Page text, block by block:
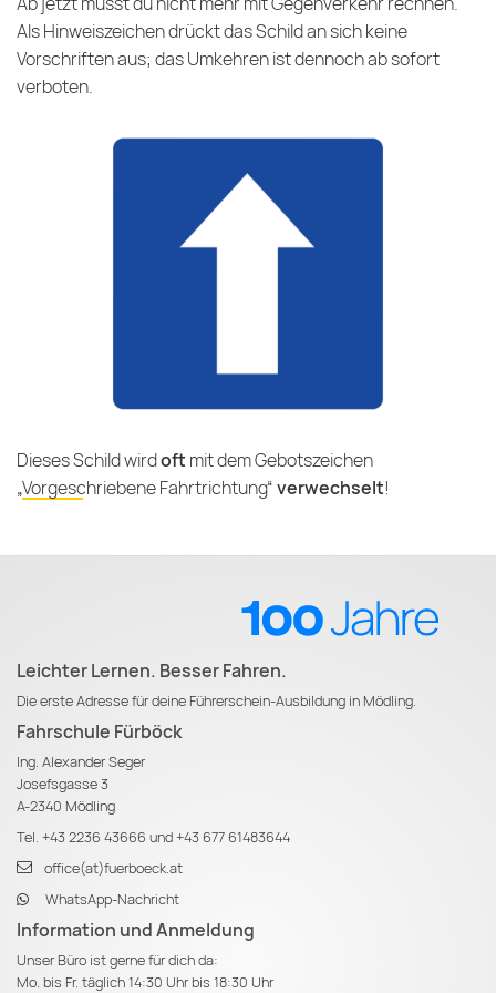
Als Hinweiszeichen drückt das Schild an sich keine
Vorschriften aus; das Umkehren ist dennoch ab sofort
verboten.
Dieses Schild wirdoft mit dem Gebotszeichen
„Vorgeschriebene Fahrtrichtung“verwechselt!
Leichter Lernen. Besser Fahren.
Die erste Adresse für deine Führerschein-Ausbildung in Mödling.
Fahrschule Fürböck
Ing. Alexander Seger
Josefsgasse 3
A-2340 Mödling
Tel. +43 2236 43666 und+43 677 61483644
office(at)fuerboeck.at
WhatsApp-Nachricht
Information und Anmeldung
Unser Büro ist gerne für dich da:
Mo. bis Fr. täglich 14:30 Uhr bis 18:30 Uhr